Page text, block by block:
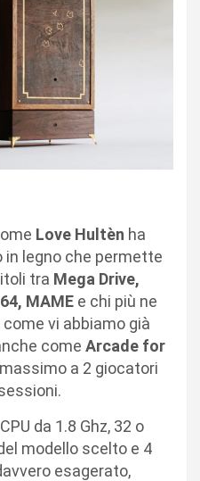
Love Hultèn ha
in legno che permette
tra Mega Drive,
MAME e chi più ne
vi abbiamo già
come Arcade for
a 2 giocatori
da 1.8 Ghz, 32 o
modello scelto e 4
esagerato,